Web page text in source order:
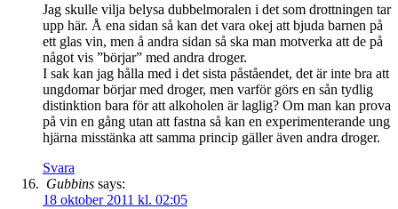
Jag skulle vilja belysa dubbelmoralen i det som drottningen tar
upp här. Å ena sidan så kan det vara okej att bjuda barnen på
ett glas vin, men å andra sidan så ska man motverka att de på
något vis ”börjar” med andra droger.
I sak kan jag hålla med i det sista påståendet, det är inte bra att
ungdomar börjar med droger, men varför görs en sån tydlig
distinktion bara för att alkoholen är laglig? Om man kan prova
på vin en gång utan att fastna så kan en experimenterande ung
hjärna misstänka att samma princip gäller även andra droger.
Svara
Gubbins says:
18 oktober 2011 kl. 02:05